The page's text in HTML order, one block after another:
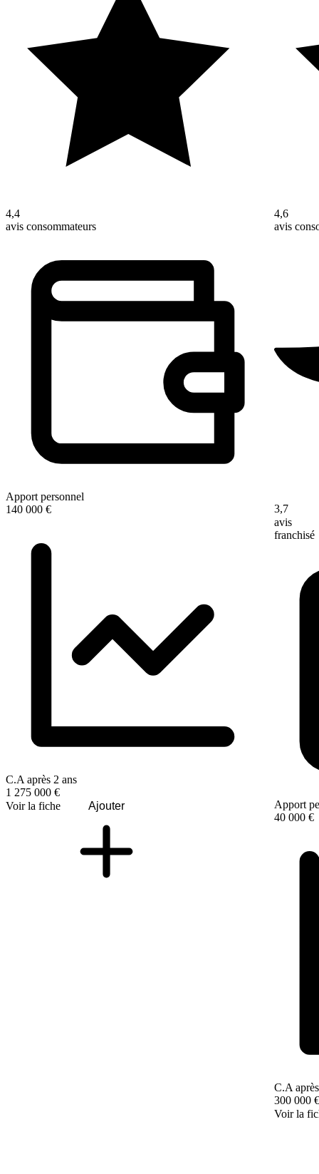
4,4
avis consommateurs
Apport personnel
140 000 €
C.A après 2 ans
1 275 000 €
Voir la fiche
Ajouter
4,6
avis
3,7
avis
franchisé
Apport
40 000 €
C.A
300 000 €
Voir la